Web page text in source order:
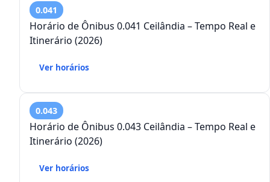
0.041
Horário de Ônibus 0.041 Ceilândia – Tempo Real e
Itinerário (2026)
Ver horários
0.043
Horário de Ônibus 0.043 Ceilândia – Tempo Real e
Itinerário (2026)
Ver horários